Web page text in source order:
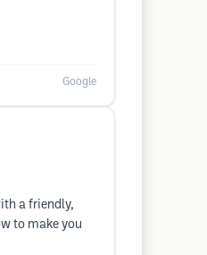
Google
a friendly,
to make you